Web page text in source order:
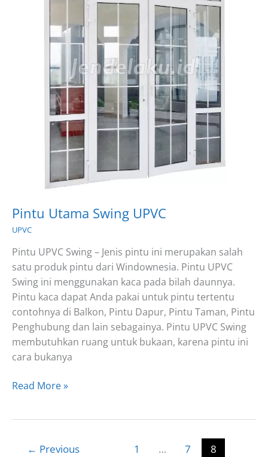
Pintu Utama Swing UPVC
UPVC
Pintu UPVC Swing – Jenis pintu ini merupakan salah
satu produk pintu dari Windownesia. Pintu UPVC
Swing ini menggunakan kaca pada bilah daunnya.
Pintu kaca dapat Anda pakai untuk pintu tertentu
contohnya di Balkon, Pintu Dapur, Pintu Taman, Pintu
Penghubung dan lain sebagainya. Pintu UPVC Swing
membutuhkan ruang untuk bukaan, karena pintu ini
cara bukanya
Pintu
Read More »
← Previous 1 … 7 8